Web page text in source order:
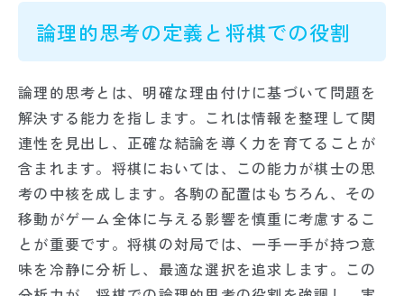
論理的思考の定義と将棋での役割
論理的思考とは、明確な理由付けに基づいて問題を
解決する能力を指します。これは情報を整理して関
連性を見出し、正確な結論を導く力を育てることが
含まれます。将棋においては、この能力が棋士の思
考の中核を成します。各駒の配置はもちろん、その
移動がゲーム全体に与える影響を慎重に考慮するこ
とが重要です。将棋の対局では、一手一手が持つ意
味を冷静に分析し、最適な選択を追求します。この